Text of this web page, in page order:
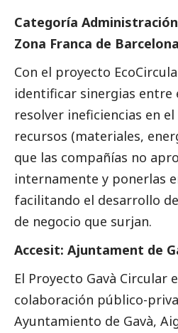
Categoría
Zona Franca de Barcelona
Con el proyecto
identificar sinergias entre
resolver ineficiencias en
recursos (materiales,
que las compañías no
internamente y ponerlas
facilitando el desarrollo
de negocio que surjan.
Accesit: Ajuntament de
El Proyecto Gavà Circular
colaboración público-
Ayuntamiento de Gavà,